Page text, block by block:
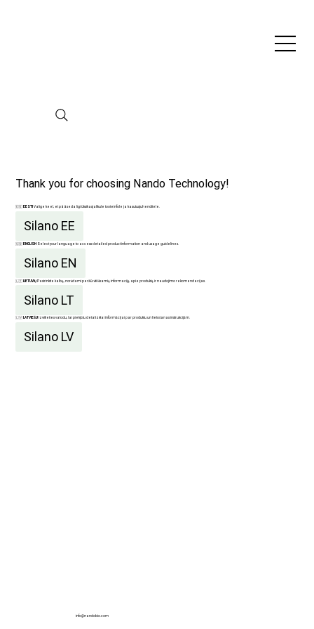
Thank you for choosing Nando Technology!
🇪🇪 EESTI Valige keel, et pääseda ligi üksikasjalikule tooteinfole ja kasutusjuhenditele.
Silano EE
🇬🇧 ENGLISHSelect your language to access detailed product information and usage guidelines.
Silano EN
🇱🇹 LIETUVIŲPasirinkite kalbą, norėdami peržiūrėti išsamią informaciją apie produktą ir naudojimo rekomendacijas.
Silano LT
🇱🇻 LATVIEŠUIzvēlieties valodu, lai piekļūtu detalizētai informācijai par produktu un lietošanas instrukcijām.
Silano LV
info@nandobio.com